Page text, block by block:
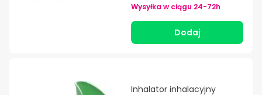
Wysyłka w ciągu 24-72h
Dodaj
Inhalator inhalacyjny